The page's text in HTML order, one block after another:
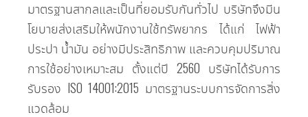
มาตรฐานสากลและเป็นที่ยอมรับกันทั่วไป บริษัทจึงมีน
โยบายส่งเสริมให้พนักงานใช้ทรัพยากร ได้แก่ ไฟฟ้า
ประปา น้ำมัน อย่างมีประสิทธิภาพ และควบคุมปริมาณ
การใช้อย่างเหมาะสม ตั้งแต่ปี 2560 บริษัทได้รับการ
รับรอง ISO 14001:2015 มาตรฐานระบบการจัดการสิ่ง
แวดล้อม